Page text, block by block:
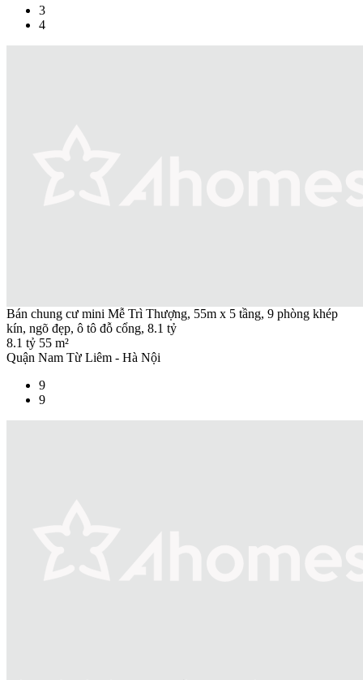
3
4
Bán chung cư mini Mễ Trì Thượng, 55m x 5 tầng, 9 phòng khép
kín, ngõ đẹp, ô tô đỗ cổng, 8.1 tỷ
8.1 tỷ 55 m²
Quận Nam Từ Liêm - Hà Nội
9
9